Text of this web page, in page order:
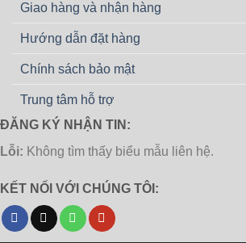
Giao hàng và nhận hàng
Hướng dẫn đặt hàng
Chính sách bảo mật
Trung tâm hỗ trợ
ĐĂNG KÝ NHẬN TIN:
Lỗi: Không tìm thấy biểu mẫu liên hệ.
KẾT NỐI VỚI CHÚNG TÔI: